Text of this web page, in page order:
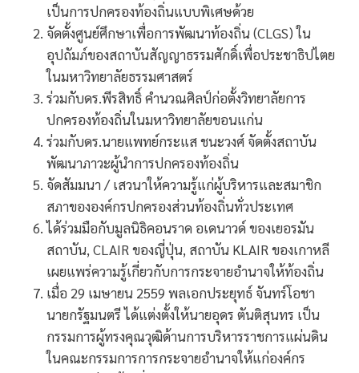
เป็นการปกครองท้องถิ่นแบบพิเศษด้วย
จัดตั้งศูนย์ศึกษาเพื่อการพัฒนาท้องถิ่น (CLGS) ใน
อุปถัมภ์ของสถาบันสัญญาธรรมศักดิ์เพื่อประชาธิปไตย
ในมหาวิทยาลัยธรรมศาสตร์
ร่วมกับดร.พีรสิทธิ์ คำนวณศิลป์ก่อตั้งวิทยาลัยการ
ปกครองท้องถิ่นในมหาวิทยาลัยขอนแก่น
ร่วมกับดร.นายแพทย์กระแส ชนะวงศ์ จัดตั้งสถาบัน
พัฒนาภาวะผู้นำการปกครองท้องถิ่น
จัดสัมมนา / เสวนาให้ความรู้แก่ผู้บริหารและสมาชิก
สภาขององค์กรปกครองส่วนท้องถิ่นทั่วประเทศ
ได้ร่วมมือกับมูลนิธิคอนราด อเดนาวด์ ของเยอรมัน
สถาบัน, CLAIR ของญี่ปุ่น, สถาบัน KLAIR ของเกาหลี
เผยแพร่ความรู้เกี่ยวกับการกระจายอำนาจให้ท้องถิ่น
เมื่อ 29 เมษายน 2559 พลเอกประยุทธ์ จันทร์โอชา
นายกรัฐมนตรี ได้แต่งตั้งให้นายอุดร ตันติสุนทร เป็น
กรรมการผู้ทรงคุณวุฒิด้านการบริหารราชการแผ่นดิน
ในคณะกรรมการการกระจายอำนาจให้แก่องค์กร